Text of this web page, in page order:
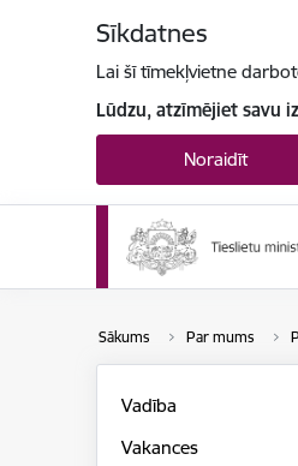
Sīkdatnes
Lai šī tīmekļvietne
Lūdzu, atzīmējiet savu
Noraidīt
Sākums Par mums
Vadība
Vakances